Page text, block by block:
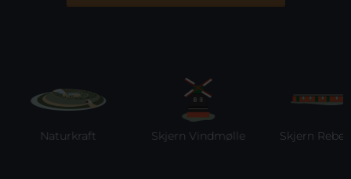
Naturkraft Skjern Vindmølle Skjern